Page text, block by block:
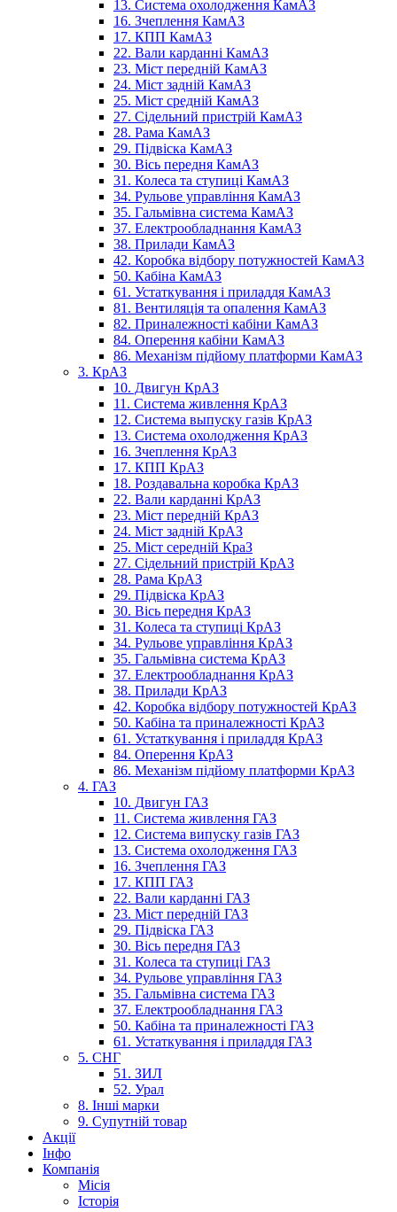
13. Система охолодження КамАЗ
16. Зчеплення КамАЗ
17. КПП КамАЗ
22. Вали карданні КамАЗ
23. Міст передній КамАЗ
24. Міст задній КамАЗ
25. Міст средній КамАЗ
27. Сідельний пристрій КамАЗ
28. Рама КамАЗ
29. Підвіска КамАЗ
30. Вісь передня КамАЗ
31. Колеса та ступиці КамАЗ
34. Рульове управління КамАЗ
35. Гальмівна система КамАЗ
37. Електрообладнання КамАЗ
38. Прилади КамАЗ
42. Коробка відбору потужностей КамАЗ
50. Кабіна КамАЗ
61. Устаткування і приладдя КамАЗ
81. Вентиляція та опалення КамАЗ
82. Приналежності кабіни КамАЗ
84. Оперення кабіни КамАЗ
86. Механізм підйому платформи КамАЗ
3. КрАЗ
10. Двигун КрАЗ
11. Система живлення КрАЗ
12. Система выпуску газів КрАЗ
13. Система охолодження КрАЗ
16. Зчеплення КрАЗ
17. КПП КрАЗ
18. Роздавальна коробка КрАЗ
22. Вали карданні КрАЗ
23. Міст передній КрАЗ
24. Міст задній КрАЗ
25. Міст середній КраЗ
27. Сідельний пристрій КрАЗ
28. Рама КрАЗ
29. Підвіска КрАЗ
30. Вісь передня КрАЗ
31. Колеса та ступиці КрАЗ
34. Рульове управління КрАЗ
35. Гальмівна система КрАЗ
37. Електрообладнання КрАЗ
38. Прилади КрАЗ
42. Коробка відбору потужностей КрАЗ
50. Кабіна та приналежності КрАЗ
61. Устаткування і приладдя КрАЗ
84. Оперення КрАЗ
86. Механізм підйому платформи КрАЗ
4. ГАЗ
10. Двигун ГАЗ
11. Система живлення ГАЗ
12. Система випуску газів ГАЗ
13. Система охолодження ГАЗ
16. Зчеплення ГАЗ
17. КПП ГАЗ
22. Вали карданні ГАЗ
23. Міст передній ГАЗ
29. Підвіска ГАЗ
30. Вісь передня ГАЗ
31. Колеса та ступиці ГАЗ
34. Рульове управління ГАЗ
35. Гальмівна система ГАЗ
37. Електрообладнання ГАЗ
50. Кабіна та приналежності ГАЗ
61. Устаткування і приладдя ГАЗ
5. СНГ
51. ЗИЛ
52. Урал
8. Інші марки
9. Супутній товар
Акції
Інфо
Компанія
Місія
Історія